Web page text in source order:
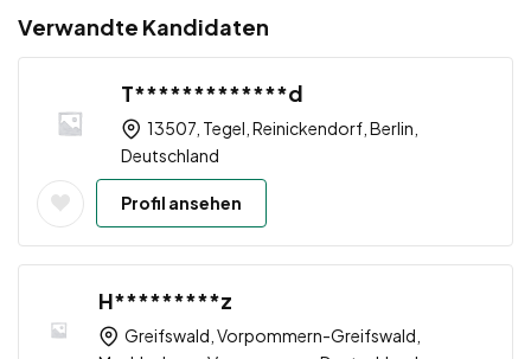
Verwandte Kandidaten
T*************d
13507, Tegel, Reinickendorf, Berlin,
Deutschland
Profil ansehen
H*********z
Greifswald, Vorpommern-Greifswald,